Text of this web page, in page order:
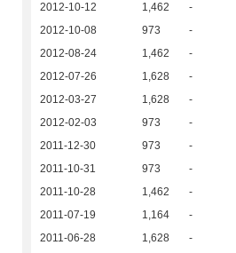
2012-10-12
1,462 -
2012-10-08
973 -
2012-08-24
1,462 -
2012-07-26
1,628 -
2012-03-27
1,628 -
2012-02-03
973 -
2011-12-30
973 -
2011-10-31
973 -
2011-10-28
1,462 -
2011-07-19
1,164 -
2011-06-28
1,628 -